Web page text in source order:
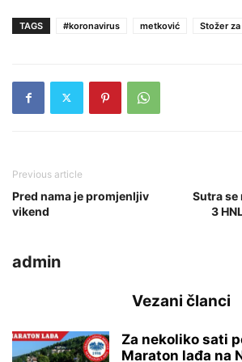
TAGS #koronavirus metković Stožer
Previous article
Pred nama je promjenljiv
vikend
Sutra se
3
admin
Vezani članci
Za nekoliko sati
Maraton lađa na